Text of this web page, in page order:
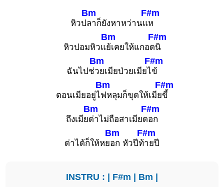
หิวป
Bm
ลาก็ยังหาหว่านแ
F#m
ห
หิวปอมหิวแ
Bm
ย้เคยให้แกอด
F#m
นิ
ฉันไปช่
Bm
วยเมียป่วยเมียไ
F#m
ข้
ตอนเมียอยู่ไ
Bm
ฟหลุมก็ขุดให้เมีย
F#m
ขี้
ถึงเมีย
Bm
ด่าไม่ถือสาเมียด
F#m
อก
ด่าได้ก็ให้หย
Bm
อก หัวปีท้
F#m
ายปี
INSTRU : | F#m | Bm |